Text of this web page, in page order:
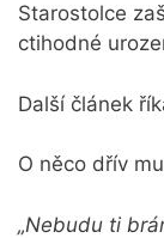
Starostolce
ctihodné
Další článek
O něco dřív
„Nebudu ti